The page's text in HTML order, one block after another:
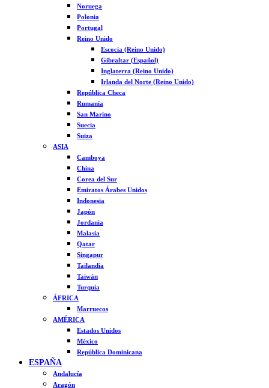
Noruega
Polonia
Portugal
Reino Unido
Escocia (Reino Unido)
Gibraltar (Español)
Inglaterra (Reino Unido)
Irlanda del Norte (Reino Unido)
República Checa
Rumanía
San Marino
Suecia
Suiza
ASIA
Camboya
China
Corea del Sur
Emiratos Árabes Unidos
Indonesia
Japón
Jordania
Malasia
Qatar
Singapur
Tailandia
Taiwán
Turquía
ÁFRICA
Marruecos
AMÉRICA
Estados Unidos
México
República Dominicana
ESPAÑA
Andalucía
Aragón